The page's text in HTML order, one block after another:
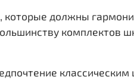
которые должны
комплектов